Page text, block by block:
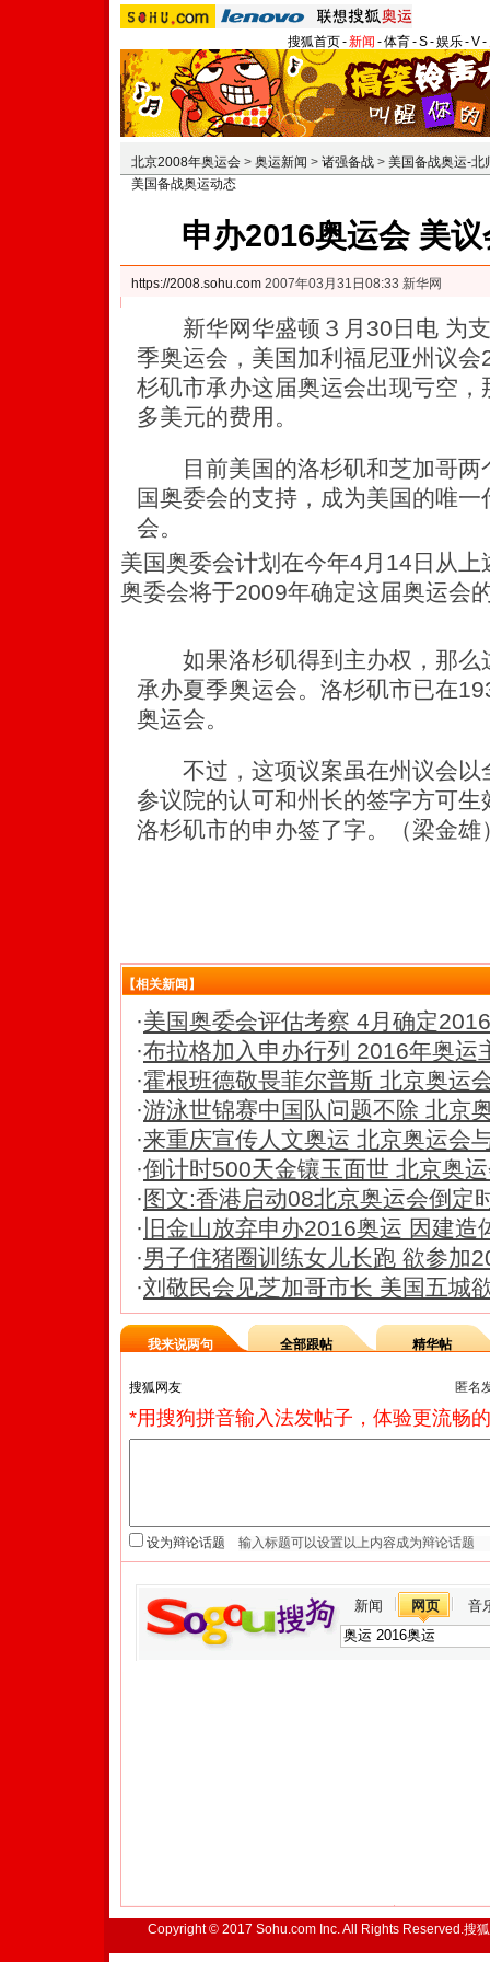
搜狐首页-新闻 -体育-S-娱乐-V-
北京2008年奥运会 > 奥运新闻 > 诸强备战 > 美国备战奥运-北
美国备战奥运动态
申办2016奥运会 美
https://2008.sohu.com 2007年03月31日08:33 新华网
新华网华盛顿３月30日电 为支
季奥运会，美国加利福尼亚州议
杉矶市承办这届奥运会出现亏空
多美元的费用。
目前美国的洛杉矶和芝加哥两
国奥委会的支持，成为美国的唯
会。
美国奥委会计划在今年4月14日从
奥委会将于2009年确定这届奥运会
如果洛杉矶得到主办权，那么
承办夏季奥运会。洛杉矶市已在
奥运会。
不过，这项议案虽在州议会以
参议院的认可和州长的签字方可
洛杉矶市的申办签了字。（梁金雄
【相关新闻】
·美国奥委会评估考察 4月确定
·布拉格加入申办行列 2016年奥运
·霍根班德敬畏菲尔普斯 北京奥运
·游泳世锦赛中国队问题不除 北京
·来重庆宣传人文奥运 北京奥运会
·倒计时500天金镶玉面世 北京奥
· 图文:香港启动08北京奥运会倒定
· 旧金山放弃申办2016奥运 因建造
·男子住猪圈训练女儿长跑 欲参加
·刘敬民会见芝加哥市长 美国五城
我来说两句 全部跟帖 精华帖
匿名
*用搜狗拼音输入法发帖子，体验更流畅
设为辩论话题
新闻 网页 音
Copyright © 2017 Sohu.com Inc. All Rights Reserved.搜